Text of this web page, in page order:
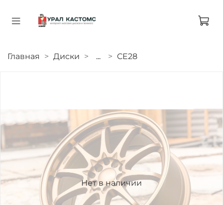
Главная Диски ... CE28
Нет в наличии